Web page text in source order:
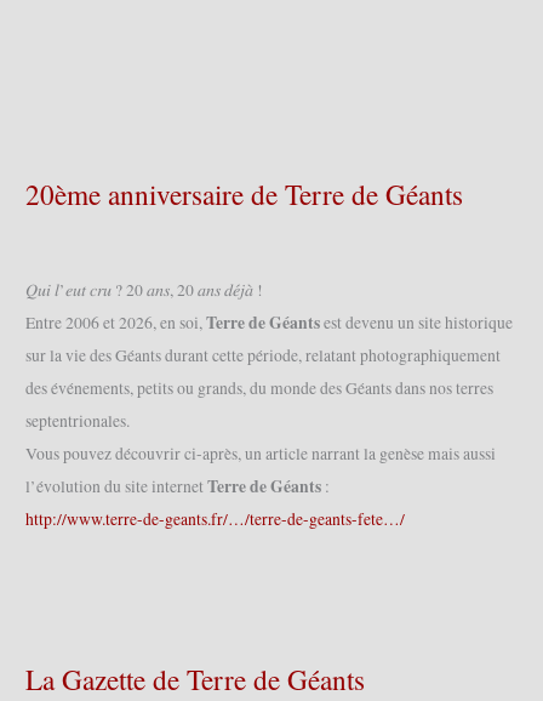
20ème anniversaire de Terre de Géants
𝑄𝑢𝑖 𝑙’𝑒𝑢𝑡 𝑐𝑟𝑢 ? 20 𝑎𝑛𝑠, 20 𝑎𝑛𝑠 𝑑𝑒́𝑗𝑎̀ !
Entre 2006 et 2026, en soi,Terre de Géantsest devenu un site historique
sur la vie des Géants durant cette période, relatant photographiquement
des événements, petits ou grands, du monde des Géants dans nos terres
septentrionales.
Vous pouvez découvrir ci-après, un article narrant la genèse mais aussi
l’évolution du site internet Terre de Géants :
http://www.terre-de-geants.fr/…/terre-de-geants-fete…/
La Gazette de Terre de Géants